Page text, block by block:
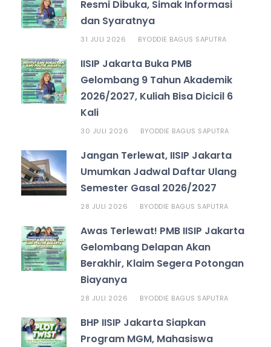
Resmi Dibuka, Simak Informasi
dan Syaratnya
31 JULI 2026 BYODDIE BAGUS SAPUTRA
IISIP Jakarta Buka PMB
Gelombang 9 Tahun Akademik
2026/2027, Kuliah Bisa Dicicil 6
Kali
30 JULI 2026 BYODDIE BAGUS SAPUTRA
Jangan Terlewat, IISIP Jakarta
Umumkan Jadwal Daftar Ulang
Semester Gasal 2026/2027
28 JULI 2026 BYODDIE BAGUS SAPUTRA
Awas Terlewat! PMB IISIP Jakarta
Gelombang Delapan Akan
Berakhir, Klaim Segera Potongan
Biayanya
28 JULI 2026 BYODDIE BAGUS SAPUTRA
BHP IISIP Jakarta Siapkan
Program MGM, Mahasiswa